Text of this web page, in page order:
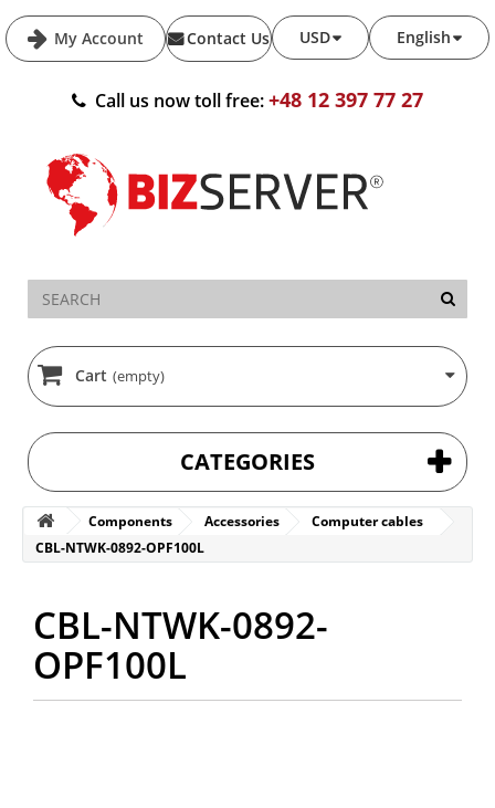
My Account English
USD
Contact Us
Call us now toll free:+48 12 397 77 27
Cart (empty)
CATEGORIES
Components Accessories
Computer cables
CBL-NTWK-0892-OPF100L
CBL-NTWK-0892-
OPF100L